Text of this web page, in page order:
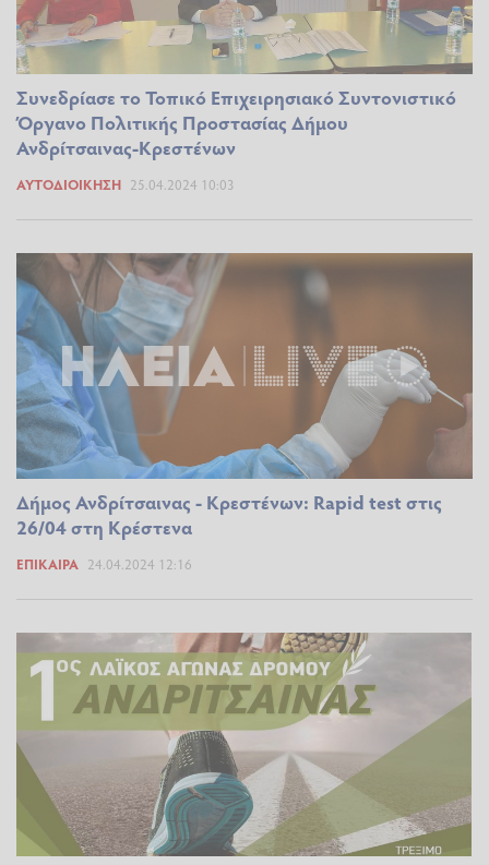
Συνεδρίασε το Τοπικό Επιχειρησιακό Συντονιστικό
Όργανο Πολιτικής Προστασίας Δήμου
Ανδρίτσαινας-Κρεστένων
ΑΥΤΟΔΙΟΊΚΗΣΗ 25.04.2024 10:03
Δήμος Ανδρίτσαινας - Κρεστένων: Rapid test στις
26/04 στη Κρέστενα
ΕΠΊΚΑΙΡΑ 24.04.2024 12:16